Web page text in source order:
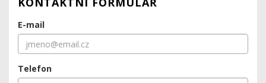
E-mail
Telefon